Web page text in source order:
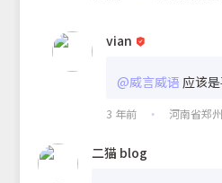
vian
@威言威语 应该
3 年前 • 河南省郑
二猫 blog